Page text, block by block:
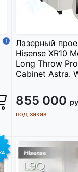
Лазерный
Hisense XR10
Long Throw
Cabinet Astra.
855 000
под заказ